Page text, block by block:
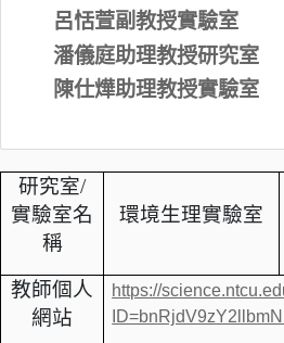
呂恬萱副教授實驗室
潘儀庭助理教授研究室
陳仕燁助理教授實驗室
研究室/
實驗室名
稱
環境生理實驗室
教師個人
網站
https://